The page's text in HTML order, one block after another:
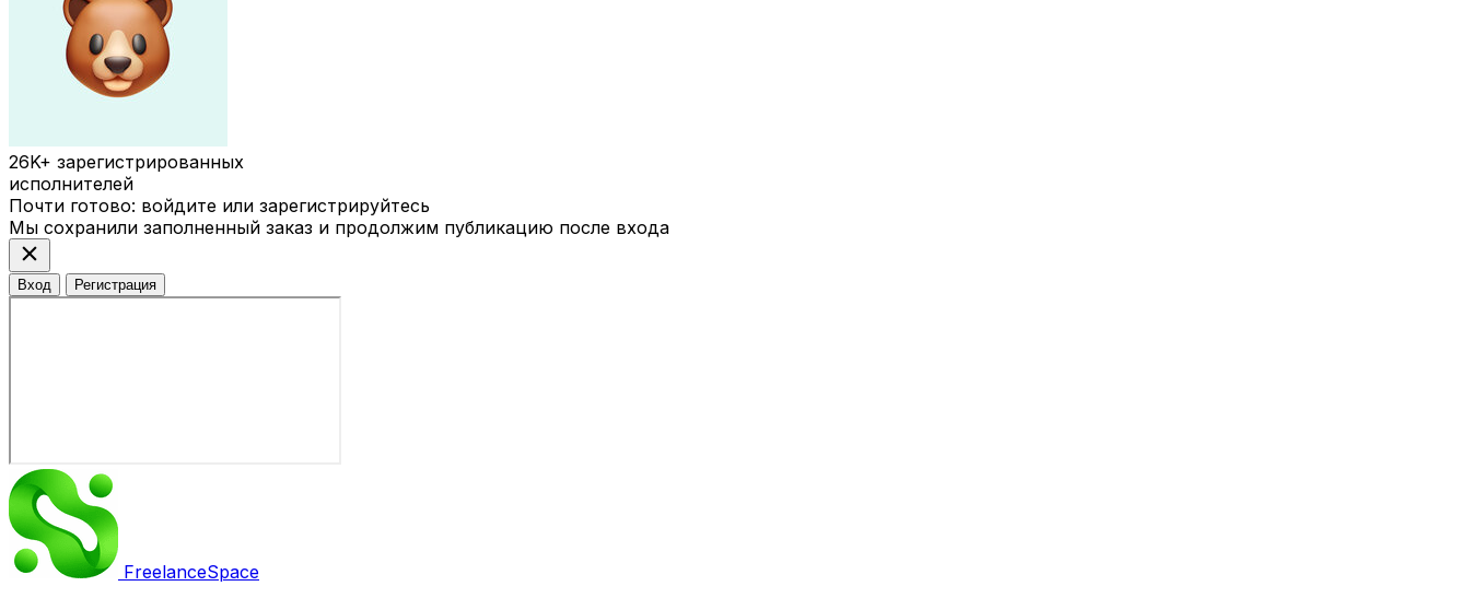
26K+ зарегистрированных
исполнителей
Почти готово: войдите или зарегистрируйтесь
Мы сохранили заполненный заказ и продолжим публикацию после входа
close
Вход Регистрация
FreelanceSpace